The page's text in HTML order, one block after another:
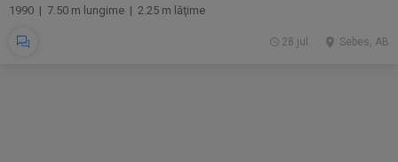
1990 | 7.50 m lungime | 2.25 m lăţime
Sebes, AB
28 jul.